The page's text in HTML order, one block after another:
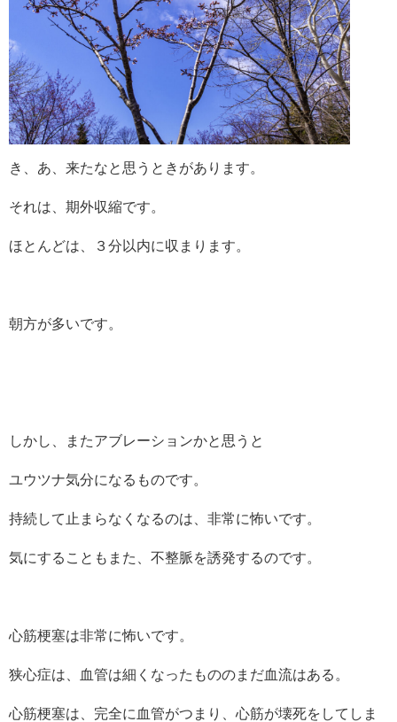
き、あ、来たなと思うときがあります。
それは、期外収縮です。
ほとんどは、３分以内に収まります。
朝方が多いです。
しかし、またアブレーションかと思うと
ユウツナ気分になるものです。
持続して止まらなくなるのは、非常に怖いです。
気にすることもまた、不整脈を誘発するのです。
心筋梗塞は非常に怖いです。
狭心症は、血管は細くなったもののまだ血流はある。
心筋梗塞は、完全に血管がつまり、心筋が壊死をしてしま